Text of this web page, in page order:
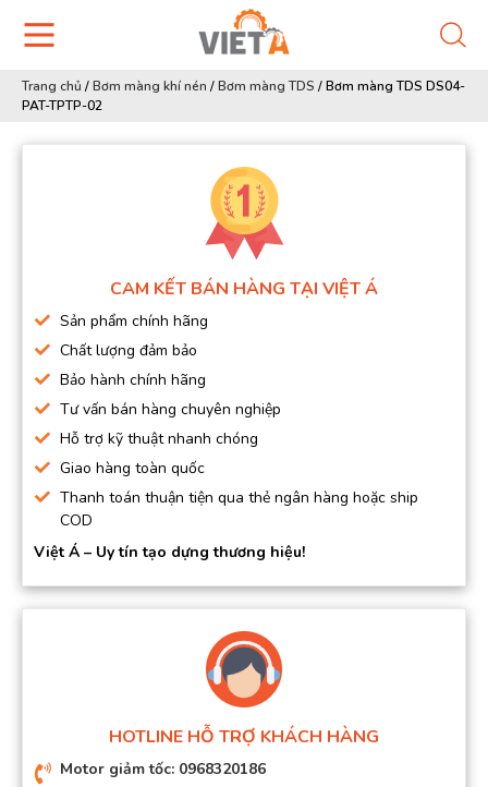
Trang chủ /Bơm màng khí nén /Bơm màng TDS /Bơm màng TDS DS04-
PAT-TPTP-02
CAM KẾT BÁN HÀNG TẠI VIỆT Á
Sản phẩm chính hãng
Chất lượng đảm bảo
Bảo hành chính hãng
Tư vấn bán hàng chuyên nghiệp
Hỗ trợ kỹ thuật nhanh chóng
Giao hàng toàn quốc
Thanh toán thuận tiện qua thẻ ngân hàng hoặc ship
COD
Việt Á – Uy tín tạo dựng thương hiệu!
HOTLINE HỖ TRỢ KHÁCH HÀNG
Motor giảm tốc: 0968320186